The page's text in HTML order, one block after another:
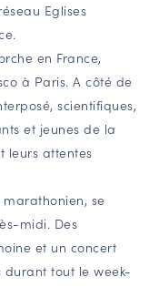
Grand Est
Eglises
en France,
à Paris. A côté de
scientifiques,
et jeunes de la
leurs attentes
se
midi. Des
et un concert
tout le week-